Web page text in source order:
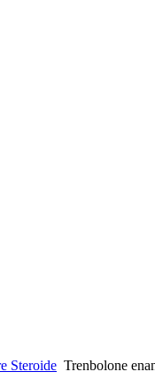
Steroide Trenbolone